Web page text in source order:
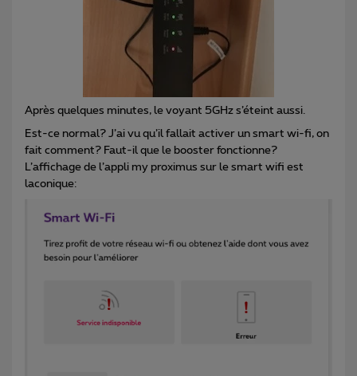
Après quelques minutes, le voyant 5GHz s’éteint aussi.
Est-ce normal? J’ai vu qu’il fallait activer un smart wi-fi, on
fait comment? Faut-il que le booster fonctionne?
L’affichage de l’appli my proximus sur le smart wifi est
laconique: